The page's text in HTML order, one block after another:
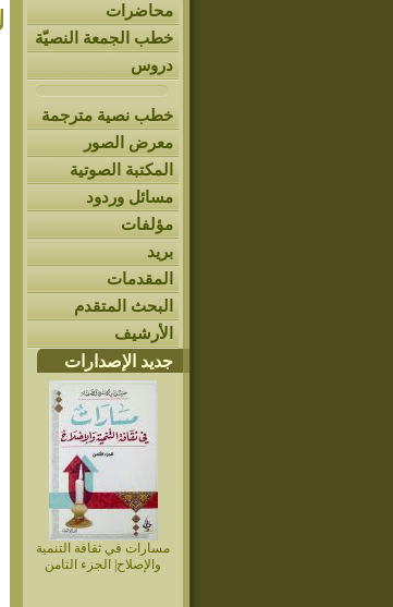
محاضرات
خطب الجمعة النصيّة
دروس
خطب نصية مترجمة
معرض الصور
المكتبة الصوتية
مسائل وردود
مؤلفات
بريد
المقدمات
البحث المتقدم
الأرشيف
جديد الإصدارات
مسارات في ثقافة التنمية
والإصلاح| الجزء الثامن